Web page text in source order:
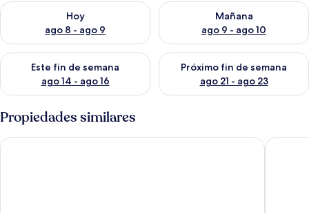
Hoy
ago 8 - ago 9
Consulta la disponibilidad para hoy ago 8 - ago 9
Mañana
ago 9 - ago 10
Consulta la disponibilidad
Este fin de semana
ago 14 - ago 16
Consulta la disponibilidad para este fin de semana ago 14 -
Próximo fin de semana
ago 21 - ago 23
Consulta la disponibilidad
Propiedades similares
Hotel Indigo Cardiff by IHG The